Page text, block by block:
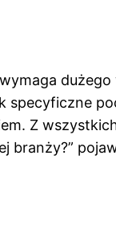
dużego
specyficzne
Z
branży?”